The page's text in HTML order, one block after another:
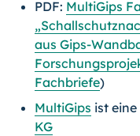
PDF: MultiGips
aus Gips-
Fachbriefe)
MultiGips ist
KG